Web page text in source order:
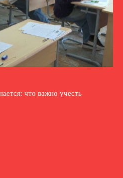
что важно учесть